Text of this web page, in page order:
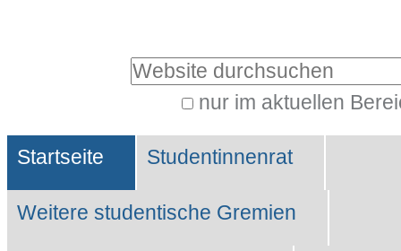
Website durchsuchen
nur im aktuellen
Suche…
Sektionen
Startseite Studentinnenrat
Weitere studentische Gremien